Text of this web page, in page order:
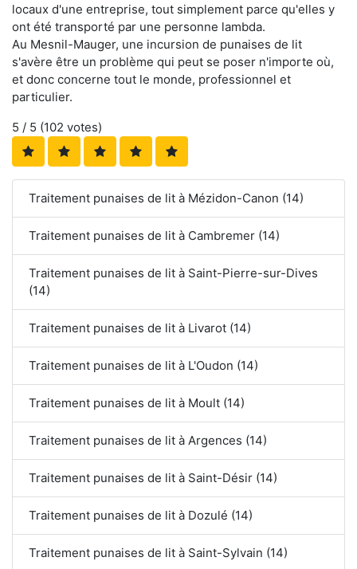
locaux d'une entreprise, tout simplement parce qu'elles y
ont été transporté par une personne lambda.
Au Mesnil-Mauger, une incursion de punaises de lit
s'avère être un problème qui peut se poser n'importe où,
et donc concerne tout le monde, professionnel et
particulier.
5 / 5 (102 votes)
Traitement punaises de lit à Mézidon-Canon (14)
Traitement punaises de lit à Cambremer (14)
Traitement punaises de lit à Saint-Pierre-sur-Dives
(14)
Traitement punaises de lit à Livarot (14)
Traitement punaises de lit à L'Oudon (14)
Traitement punaises de lit à Moult (14)
Traitement punaises de lit à Argences (14)
Traitement punaises de lit à Saint-Désir (14)
Traitement punaises de lit à Dozulé (14)
Traitement punaises de lit à Saint-Sylvain (14)